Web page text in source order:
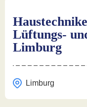
Lüftungs-
Limburg
Limburg